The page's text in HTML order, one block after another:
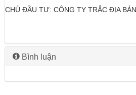
CHỦ ĐẦU TƯ: CÔNG TY TRẮC ĐỊA
Bình luận